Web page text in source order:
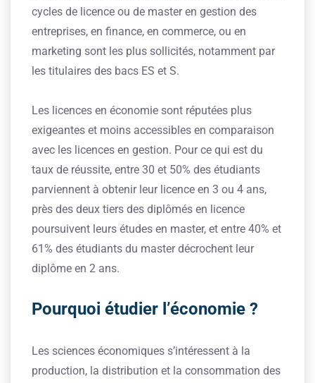
cycles de licence ou de master en gestion des
entreprises, en finance, en commerce, ou en
marketing sont les plus sollicités, notamment par
les titulaires des bacs ES et S.
Les licences en économie sont réputées plus
exigeantes et moins accessibles en comparaison
avec les licences en gestion. Pour ce qui est du
taux de réussite, entre 30 et 50% des étudiants
parviennent à obtenir leur licence en 3 ou 4 ans,
près des deux tiers des diplômés en licence
poursuivent leurs études en master, et entre 40% et
61% des étudiants du master décrochent leur
diplôme en 2 ans.
Pourquoi étudier l’économie ?
Les sciences économiques s’intéressent à la
production, la distribution et la consommation des